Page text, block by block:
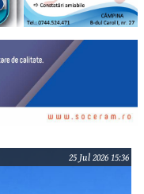
25 Jul 2026 15:36